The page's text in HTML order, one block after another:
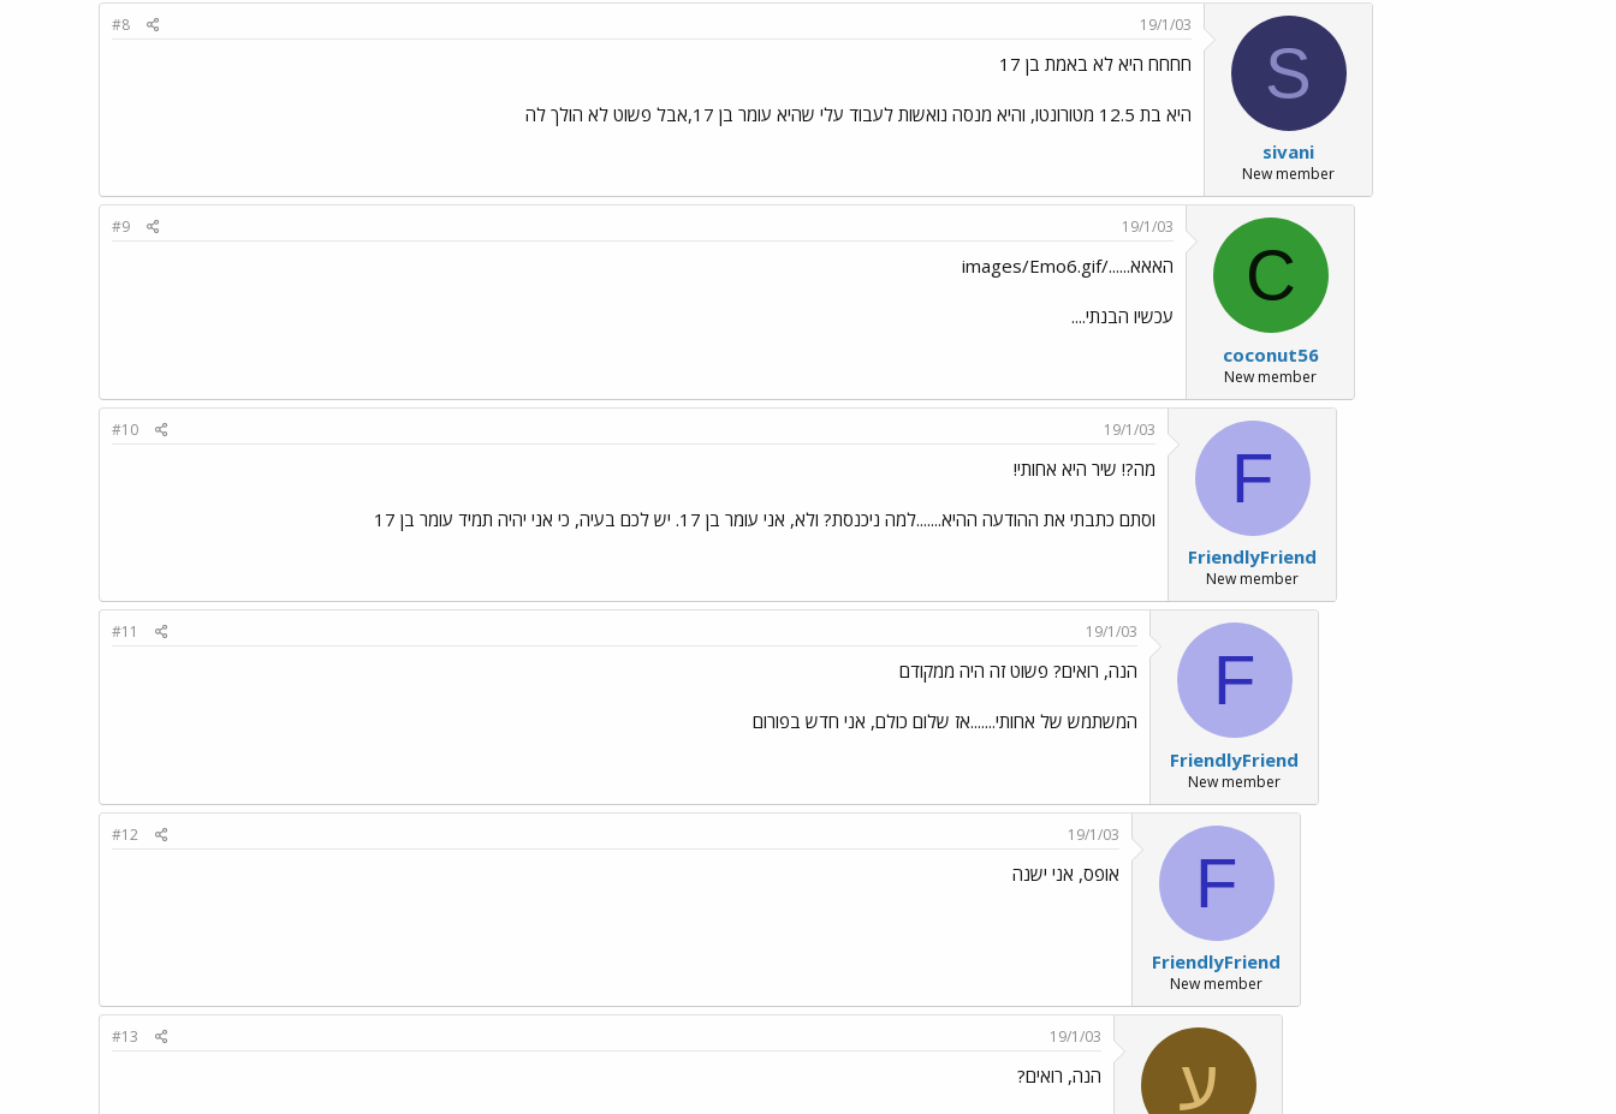
S
sivani
New member
19/1/03
#8
חחחח היא לא באמת בן 17
היא בת 12.5 מטורונטו, והיא מנסה נואשות לעבוד עלי שהיא עומר בן 17,אבל פשוט לא הולך לה
C
coconut56
New member
19/1/03
#9
האאא....../images/Emo6.gif
עכשיו הבנתי....
F
FriendlyFriend
New member
19/1/03
#10
מה?! שיר היא אחותי!
וסתם כתבתי את ההודעה ההיא.......למה ניכנסת? ולא, אני עומר בן 17. יש לכם בעיה, כי אני יהיה תמיד עומר בן 17
F
FriendlyFriend
New member
19/1/03
#11
הנה, רואים? פשוט זה היה ממקודם
המשתמש של אחותי.......אז שלום כולם, אני חדש בפורום
F
FriendlyFriend
New member
19/1/03
#12
אופס, אני ישנה
ע
19/1/03
#13
הנה, רואים?